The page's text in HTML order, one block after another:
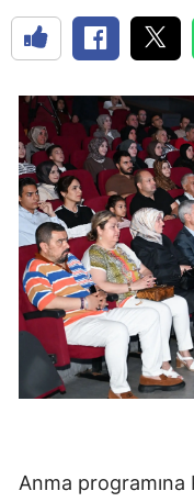
Anma